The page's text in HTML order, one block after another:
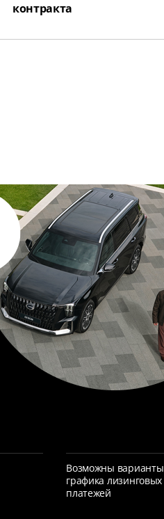
контракта
Возможны варианты
графика лизинговых
платежей